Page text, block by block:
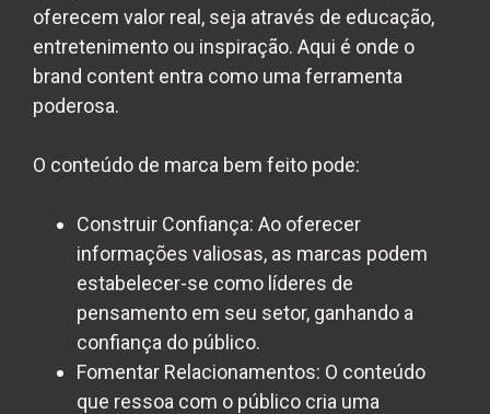
oferecem valor real, seja através de educação,
entretenimento ou inspiração. Aqui é onde o
brand content entra como uma ferramenta
poderosa.
O conteúdo de marca bem feito pode:
Construir Confiança: Ao oferecer
informações valiosas, as marcas podem
estabelecer-se como líderes de
pensamento em seu setor, ganhando a
confiança do público.
Fomentar Relacionamentos: O conteúdo
que ressoa com o público cria uma